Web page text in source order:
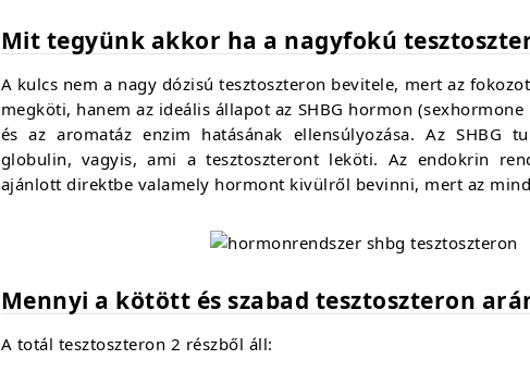
Mit tegyünk akkor ha a nagyfokú
A kulcs nem a nagy dózisú tesztoszteron bevitele, mert az
megköti, hanem az ideális állapot az SHBG hormon
és az aromatáz enzim hatásának ellensúlyozása. Az SHBG
globulin, vagyis, ami a tesztoszteront leköti. Az endokrin
ajánlott direktbe valamely hormont kivülről bevinni, mert az
Mennyi a kötött és szabad tesztoszteron
A totál tesztoszteron 2 részből áll: